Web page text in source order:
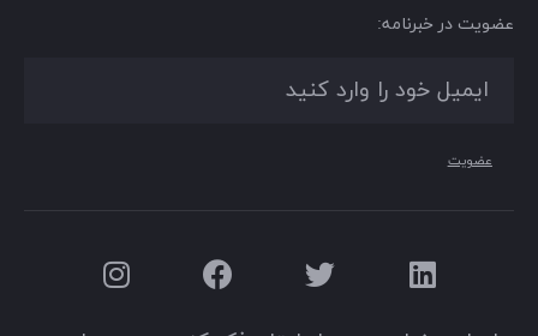
عضویت در خبرنامه:
عضویت